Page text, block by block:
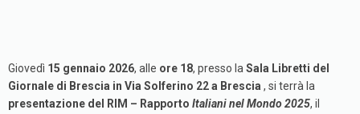
Giovedì 15 gennaio 2026, alle ore 18, presso laSala Libretti del
Giornale di Brescia in Via Solferino 22 a Brescia , si terrà la
presentazione del RIM – Rapporto Italiani nel Mondo 2025, il